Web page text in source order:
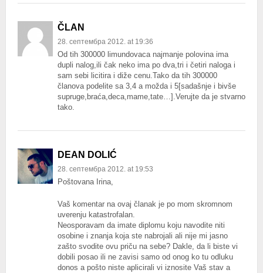
ČLAN
28. септембра 2012. at 19:36
Od tih 300000 limundovaca najmanje polovina ima
dupli nalog,ili čak neko ima po dva,tri i četiri naloga i
sam sebi licitira i diže cenu.Tako da tih 300000
članova podelite sa 3,4 a možda i 5[sadašnje i bivše
supruge,braća,deca,mame,tate…].Verujte da je stvarno
tako.
DEAN DOLIĆ
28. септембра 2012. at 19:53
Poštovana Irina,
Vaš komentar na ovaj članak je po mom skromnom
uverenju katastrofalan.
Neosporavam da imate diplomu koju navodite niti
osobine i znanja koja ste nabrojali ali nije mi jasno
zašto svodite ovu priču na sebe? Dakle, da li biste vi
dobili posao ili ne zavisi samo od onog ko tu odluku
donos a pošto niste aplicirali vi iznosite Vaš stav a